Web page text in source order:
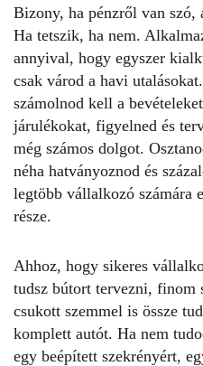
Bizony, ha pénzről van szó,
Ha tetszik, ha nem.
annyival, hogy egyszer
csak várod a havi
számolnod kell a
járulékokat, figyelned és
még számos dolgot.
néha hatványoznod és
legtöbb vállalkozó számára
része.
Ahhoz, hogy sikeres
tudsz bútort tervezni, finom
csukott szemmel is össze
komplett autót. Ha nem
egy beépített szekrényért,